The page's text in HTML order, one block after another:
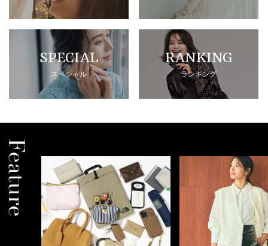
SPECIAL
スペシャル
RANKING
ランキング